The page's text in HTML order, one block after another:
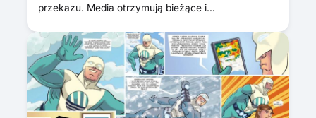
przekazu. Media otrzymują bieżące i…